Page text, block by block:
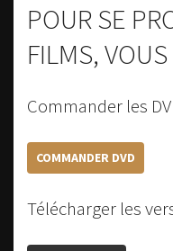
POUR SE
FILMS,
Commander les
COMMANDER DVD
Télécharger les